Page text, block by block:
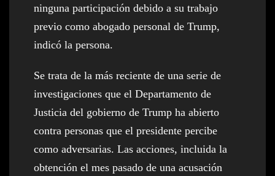
ninguna participación debido a su trabajo
previo como abogado personal de Trump,
indicó la persona.
Se trata de la más reciente de una serie de
investigaciones que el Departamento de
Justicia del gobierno de Trump ha abierto
contra personas que el presidente percibe
como adversarias. Las acciones, incluida la
obtención el mes pasado de una acusación